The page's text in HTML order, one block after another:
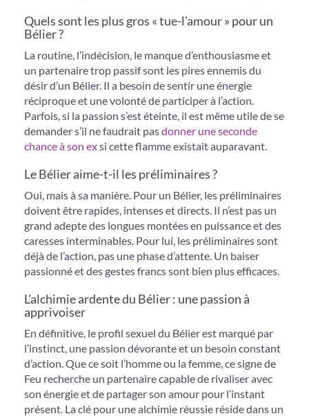
Quels sont les plus gros « tue-l’amour » pour un
Bélier ?
La routine, l’indécision, le manque d’enthousiasme et
un partenaire trop passif sont les pires ennemis du
désir d’un Bélier. Il a besoin de sentir une énergie
réciproque et une volonté de participer à l’action.
Parfois, si la passion s’est éteinte, il est même utile de se
demander s’il ne faudrait pasdonner une seconde
chance à son exsi cette flamme existait auparavant.
Le Bélier aime-t-il les préliminaires ?
Oui, mais à sa manière. Pour un Bélier, les préliminaires
doivent être rapides, intenses et directs. Il n’est pas un
grand adepte des longues montées en puissance et des
caresses interminables. Pour lui, les préliminaires sont
déjà de l’action, pas une phase d’attente. Un baiser
passionné et des gestes francs sont bien plus efficaces.
L’alchimie ardente du Bélier : une passion à
apprivoiser
En définitive, le profil sexuel du Bélier est marqué par
l’instinct, une passion dévorante et un besoin constant
d’action. Que ce soit l’homme ou la femme, ce signe de
Feu recherche un partenaire capable de rivaliser avec
son énergie et de partager son amour pour l’instant
présent. La clé pour une alchimie réussie réside dans un